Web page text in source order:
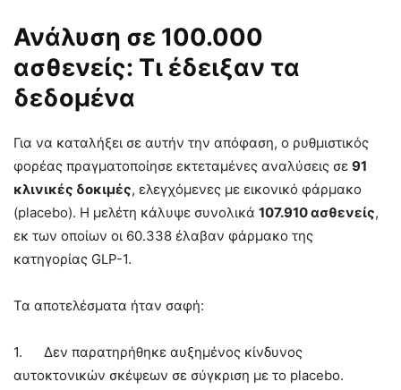
Ανάλυση σε 100.000
ασθενείς: Τι έδειξαν τα
δεδομένα
Για να καταλήξει σε αυτήν την απόφαση, ο ρυθμιστικός
φορέας πραγματοποίησε εκτεταμένες αναλύσεις σε 91
κλινικές δοκιμές, ελεγχόμενες με εικονικό φάρμακο
(placebo). Η μελέτη κάλυψε συνολικά 107.910 ασθενείς,
εκ των οποίων οι 60.338 έλαβαν φάρμακο της
κατηγορίας GLP-1.
Τα αποτελέσματα ήταν σαφή:
1. Δεν παρατηρήθηκε αυξημένος κίνδυνος
αυτοκτονικών σκέψεων σε σύγκριση με το placebo.